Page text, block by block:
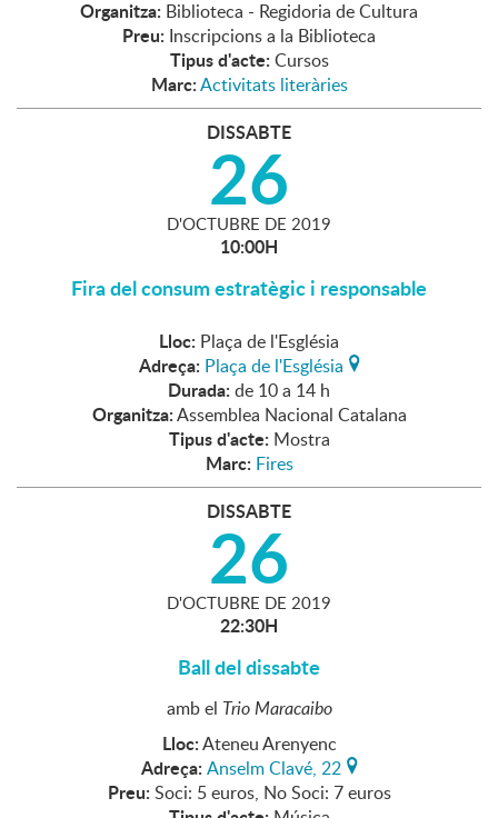
Organitza: Biblioteca - Regidoria de Cultura
Preu: Inscripcions a la Biblioteca
Tipus d'acte: Cursos
Marc:Activitats literàries
DISSABTE
26
D'OCTUBRE DE 2019
10:00H
Fira del consum estratègic i responsable
Lloc: Plaça de l'Església
Adreça: Plaça de l'Església
Durada: de 10 a 14 h
Organitza:Assemblea Nacional Catalana
Tipus d'acte: Mostra
Marc: Fires
DISSABTE
26
D'OCTUBRE DE 2019
22:30H
Ball del dissabte
amb el Trio Maracaibo
Lloc:Ateneu Arenyenc
Adreça: Anselm Clavé, 22
Preu: Soci: 5 euros, No Soci: 7 euros